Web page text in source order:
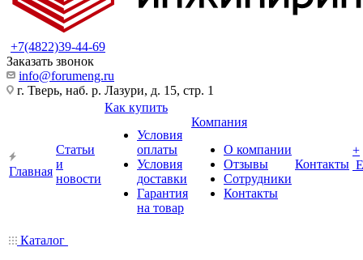
+7(4822)39-44-69
Заказать звонок
info@forumeng.ru
г. Тверь, наб. р. Лазури, д. 15, стр. 1
Главная
Статьи
и
новости
Как купить
Условия
оплаты
Условия
доставки
Гарантия
на товар
Компания
О компании
Отзывы
Сотрудники
Контакты
Контакты
+
Каталог